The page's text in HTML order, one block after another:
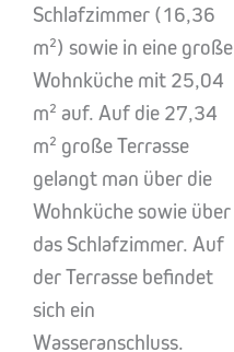
Schlafzimmer (16,36
m²) sowie in eine große
Wohnküche mit 25,04
m² auf. Auf die 27,34
m² große Terrasse
gelangt man über die
Wohnküche sowie über
das Schlafzimmer. Auf
der Terrasse befindet
sich ein
Wasseranschluss.